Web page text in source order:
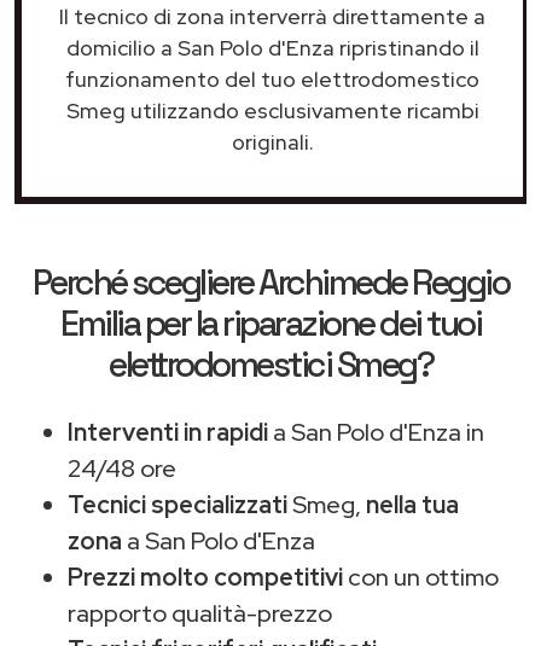
Il tecnico di zona interverrà direttamente a
domicilio a San Polo d'Enza ripristinando il
funzionamento del tuo elettrodomestico
Smeg utilizzando esclusivamente ricambi
originali.
Perché scegliereArchimede Reggio
Emiliaper la riparazione dei tuoi
elettrodomestici Smeg?
Interventi in rapidia San Polo d'Enza in
24/48 ore
Tecnici specializzatiSmeg, nella tua
zona a San Polo d'Enza
Prezzi molto competitivicon un ottimo
rapporto qualità-prezzo